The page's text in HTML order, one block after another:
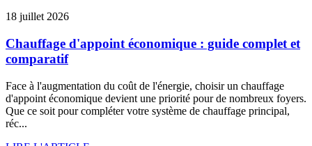
18 juillet 2026
Chauffage d'appoint économique : guide complet et
comparatif
Face à l'augmentation du coût de l'énergie, choisir un chauffage
d'appoint économique devient une priorité pour de nombreux foyers.
Que ce soit pour compléter votre système de chauffage principal,
réc...